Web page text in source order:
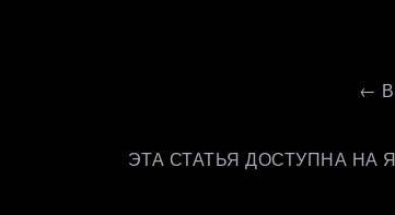
←
ЭТА СТАТЬЯ ДОСТУПНА НА